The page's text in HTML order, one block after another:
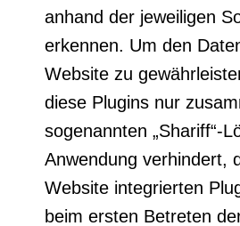
anhand der jeweiligen
erkennen. Um den
Website zu
diese Plugins nur
sogenannten „Shariff“-
Anwendung verhindert,
Website integrierten
beim ersten Betreten